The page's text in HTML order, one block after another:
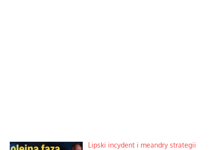
Lipski incydent i meandry strategii